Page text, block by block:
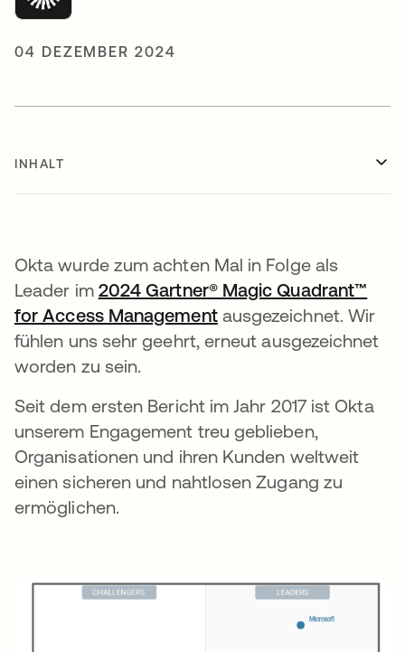
04 DEZEMBER 2024
INHALT
Okta wurde zum achten Mal in Folge als
Leader im 2024 Gartner® Magic Quadrant™
for Access Managementwird in einer neuen
ausgezeichnet. Wir
fühlen uns sehr geehrt, erneut ausgezeichnet
worden zu sein.
Seit dem ersten Bericht im Jahr 2017 ist Okta
unserem Engagement treu geblieben,
Organisationen und ihren Kunden weltweit
einen sicheren und nahtlosen Zugang zu
ermöglichen.